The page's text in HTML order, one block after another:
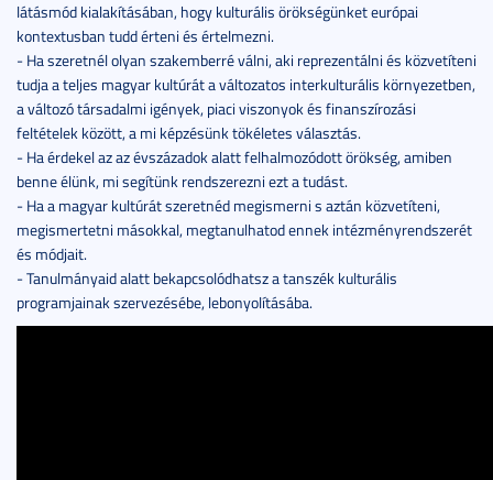
látásmód kialakításában, hogy kulturális örökségünket európai
kontextusban tudd érteni és értelmezni.
- Ha szeretnél olyan szakemberré válni, aki reprezentálni és közvetíteni
tudja a teljes magyar kultúrát a változatos interkulturális környezetben,
a változó társadalmi igények, piaci viszonyok és finanszírozási
feltételek között, a mi képzésünk tökéletes választás.
- Ha érdekel az az évszázadok alatt felhalmozódott örökség, amiben
benne élünk, mi segítünk rendszerezni ezt a tudást.
- Ha a magyar kultúrát szeretnéd megismerni s aztán közvetíteni,
megismertetni másokkal, megtanulhatod ennek intézményrendszerét
és módjait.
- Tanulmányaid alatt bekapcsolódhatsz a tanszék kulturális
programjainak szervezésébe, lebonyolításába.